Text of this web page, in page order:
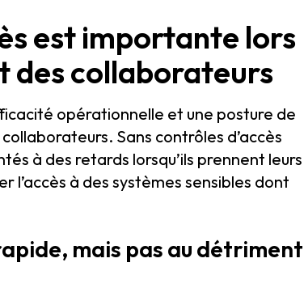
est importante lors
des collaborateurs
opérationnelle et une posture de
Sans contrôles d’accès
à des retards lorsqu’ils prennent leurs
l’accès à des systèmes sensibles dont
mais pas au détriment